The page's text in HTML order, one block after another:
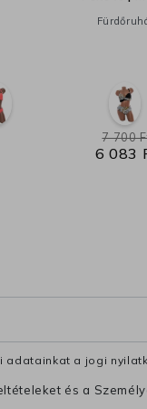
6 083
7 700
adatainkat a jogi
és a